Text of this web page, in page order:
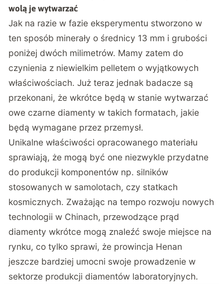
wolą je wytwarzać
Jak na razie w fazie eksperymentu stworzono w
ten sposób minerały o średnicy 13 mm i grubości
poniżej dwóch milimetrów. Mamy zatem do
czynienia z niewielkim pelletem o wyjątkowych
właściwościach. Już teraz jednak badacze są
przekonani, że wkrótce będą w stanie wytwarzać
owe czarne diamenty w takich formatach, jakie
będą wymagane przez przemysł.
Unikalne właściwości opracowanego materiału
sprawiają, że mogą być one niezwykle przydatne
do produkcji komponentów np. silników
stosowanych w samolotach, czy statkach
kosmicznych. Zważając na tempo rozwoju nowych
technologii w Chinach, przewodzące prąd
diamenty wkrótce mogą znaleźć swoje miejsce na
rynku, co tylko sprawi, że prowincja Henan
jeszcze bardziej umocni swoje prowadzenie w
sektorze produkcji diamentów laboratoryjnych.